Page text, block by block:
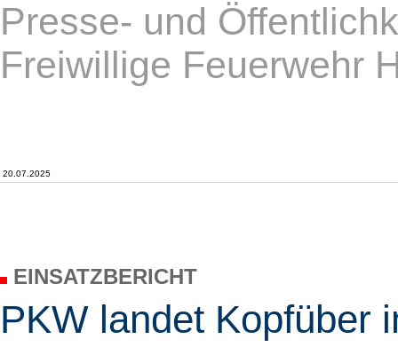
Presse- und
Freiwillige Feuerwehr
20.07.2025
EINSATZBERICHT
PKW landet Kopfüber